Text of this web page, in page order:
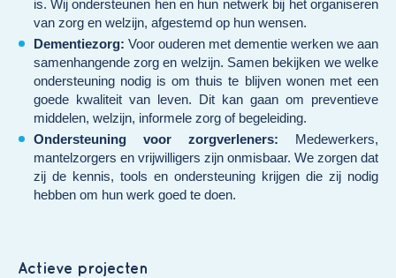
is. Wij ondersteunen hen en hun netwerk bij het organiseren
van zorg en welzijn, afgestemd op hun wensen.
Dementiezorg: Voor ouderen met dementie werken we aan
samenhangende zorg en welzijn. Samen bekijken we welke
ondersteuning nodig is om thuis te blijven wonen met een
goede kwaliteit van leven. Dit kan gaan om preventieve
middelen, welzijn, informele zorg of begeleiding.
Ondersteuning voor zorgverleners: Medewerkers,
mantelzorgers en vrijwilligers zijn onmisbaar. We zorgen dat
zij de kennis, tools en ondersteuning krijgen die zij nodig
hebben om hun werk goed te doen.
Actieve projecten